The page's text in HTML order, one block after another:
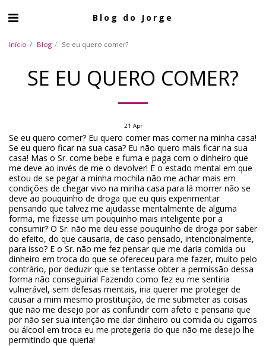
Blog do Jorge
Início Blog Se eu quero comer?
SE EU QUERO COMER?
21 Apr
Se eu quero comer? Eu quero comer mas comer na minha casa!
Se eu quero ficar na sua casa? Eu não quero mais ficar na sua
casa! Mas o Sr. come bebe e fuma e paga com o dinheiro que
me deve ao invés de me o devolver! E o estado mental em que
estou de se pegar a minha mochila não me achar mais em
condições de chegar vivo na minha casa para lá morrer não se
deve ao pouquinho de droga que eu quis experimentar
pensando que talvez me ajudasse mentalmente de alguma
forma, me fizesse um pouquinho mais inteligente por a
consumir? O Sr. não me deu esse pouquinho de droga por saber
do efeito, do que causaria, de caso pensado, intencionalmente,
para isso? E o Sr. não me fez pensar que me daria comida ou
dinheiro em troca do que se ofereceu para me fazer, muito pelo
contrário, por deduzir que se tentasse obter a permissão dessa
forma não conseguiria! Fazendo como fez eu me sentiria
vulnerável, sem defesas mentais, iria querer me proteger de
causar a mim mesmo prostituição, de me submeter as coisas
que não me desejo por as confundir com afeto e pensaria que
por não ser sua intenção me dar dinheiro ou comida ou cigarros
ou álcool em troca eu me protegeria do que não me desejo lhe
permitindo que queria!